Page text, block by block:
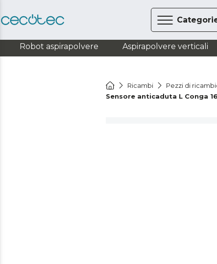
Robot aspirapolvere Aspirapolvere verticali
Ricambi Pezzi di
Sensore anticaduta L Conga